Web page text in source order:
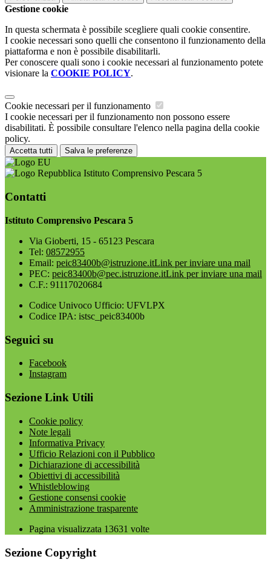
Gestione cookie
In questa schermata è possibile scegliere quali cookie consentire.
I cookie necessari sono quelli che consentono il funzionamento della
piattaforma e non è possibile disabilitarli.
Per conoscere quali sono i cookie necessari al funzionamento potete
visionare la COOKIE POLICY.
Cookie necessari per il funzionamento
I cookie necessari per il funzionamento non possono essere
disabilitati. È possibile consultare l'elenco nella pagina della cookie
policy.
Accetta tutti Salva le preferenze
Istituto Comprensivo Pescara 5
Contatti
Istituto Comprensivo Pescara 5
Via Gioberti, 15 - 65123 Pescara
Tel: 08572955
Email: peic83400b@istruzione.itLink per inviare una mail
PEC: peic83400b@pec.istruzione.itLink per inviare una mail
C.F.: 91117020684
Codice Univoco Ufficio: UFVLPX
Codice IPA: istsc_peic83400b
Seguici su
Facebook
Instagram
Sezione Link Utili
Cookie policy
Note legali
Informativa Privacy
Ufficio Relazioni con il Pubblico
Dichiarazione di accessibilità
Obiettivi di accessibilità
Whistleblowing
Gestione consensi cookie
Amministrazione trasparente
Pagina visualizzata 13631 volte
Sezione Copyright